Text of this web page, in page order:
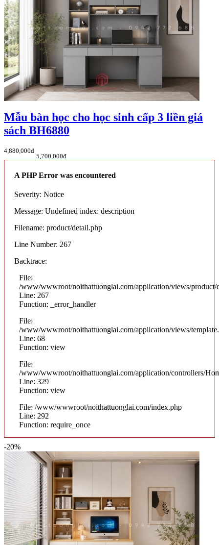
Mẫu bàn học cho học sinh cấp 3 liền giá
sách BH6880
4,880,000đ
5,700,000đ
A PHP Error was encountered
Severity: Notice
Message: Undefined index: description
Filename: product/detail.php
Line Number: 267
Backtrace:
File:
/www/wwwroot/noithattuonglai.com/application/views/product/
Line: 267
Function: _error_handler
File:
/www/wwwroot/noithattuonglai.com/application/views/
Line: 68
Function: view
File:
/www/wwwroot/noithattuonglai.com/application/controllers/
Line: 329
Function: view
File: /www/wwwroot/noithattuonglai.com/index.php
Line: 292
Function: require_once
-20%